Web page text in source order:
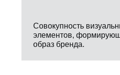
Совокупность
элементов,
образ бренда.